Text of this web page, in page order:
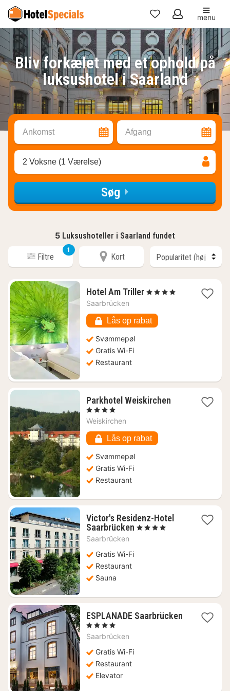
Mine
favoritter
menu
Bliv forkælet med et ophold på
luksushotel i Saarland
Ankomst Afgang
2 Voksne (1 Værelse)
Søg
5 Luksushoteller i Saarland fundet
Filtre
1
Kort
Hotel Am Triller1
1128
kr.
, 4 Stjerner
Saarbrücken
Lås op rabat
Svømmepøl
Gratis Wi-Fi
Restaurant
Parkhotel Weiskirchen1
, 4 Stjerner
Weiskirchen
Lås op rabat
Svømmepøl
Gratis Wi-Fi
Restaurant
Victor's Residenz-Hotel
Saarbrücken 1
, 4 Stjerner
Saarbrücken
Gratis Wi-Fi
Restaurant
Sauna
ESPLANADE Saarbrücken
1
nat
1920
kr.
, 4 Stjerner
Saarbrücken
Gratis Wi-Fi
Restaurant
Elevator